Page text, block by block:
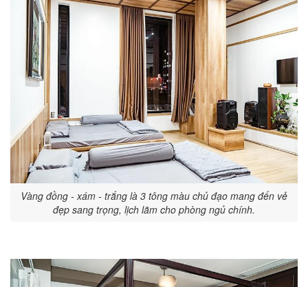
Vàng đồng - xám - trắng là 3 tông màu chủ đạo mang đến vẻ
đẹp sang trọng, lịch lãm cho phòng ngủ chính.